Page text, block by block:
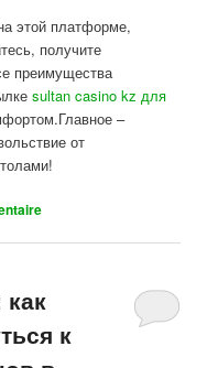
этой платформе,
получите
преимущества
sultan casino kz для
–
от
к